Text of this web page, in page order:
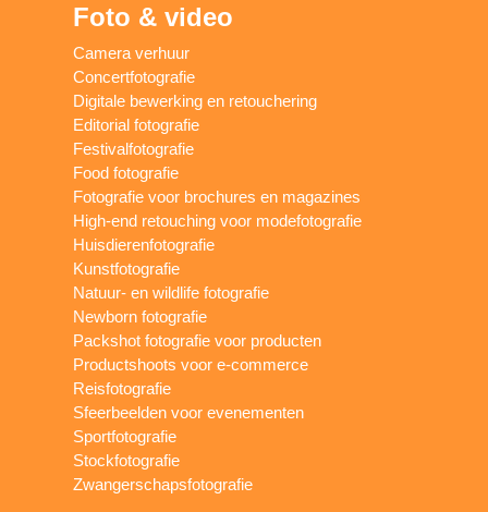
Foto & video
Camera verhuur
Concertfotografie
Digitale bewerking en retouchering
Editorial fotografie
Festivalfotografie
Food fotografie
Fotografie voor brochures en magazines
High-end retouching voor modefotografie
Huisdierenfotografie
Kunstfotografie
Natuur- en wildlife fotografie
Newborn fotografie
Packshot fotografie voor producten
Productshoots voor e-commerce
Reisfotografie
Sfeerbeelden voor evenementen
Sportfotografie
Stockfotografie
Zwangerschapsfotografie